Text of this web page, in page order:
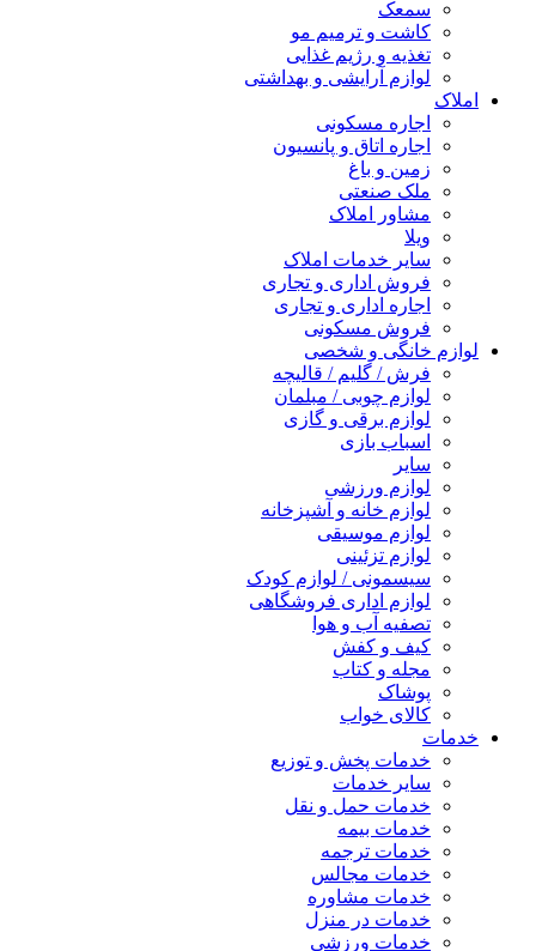
سمعک
کاشت و ترمیم مو
تغذیه و رژیم غذایی
لوازم آرایشی و بهداشتی
املاک
اجاره مسکونی
اجاره اتاق و پانسیون
زمین و باغ
ملک صنعتی
مشاور املاک
ویلا
سایر خدمات املاک
فروش اداری و تجاری
اجاره اداری و تجاری
فروش مسکونی
لوازم خانگی و شخصی
فرش / گلیم / قالیچه
لوازم چوبی / مبلمان
لوازم برقی و گازی
اسباب بازی
سایر
لوازم ورزشی
لوازم خانه و آشپزخانه
لوازم موسیقی
لوازم تزئینی
سیسمونی / لوازم کودک
لوازم اداری فروشگاهی
تصفیه آب و هوا
کیف و کفش
مجله و کتاب
پوشاک
کالای خواب
خدمات
خدمات پخش و توزیع
سایر خدمات
خدمات حمل و نقل
خدمات بیمه
خدمات ترجمه
خدمات مجالس
خدمات مشاوره
خدمات در منزل
خدمات ورزشی